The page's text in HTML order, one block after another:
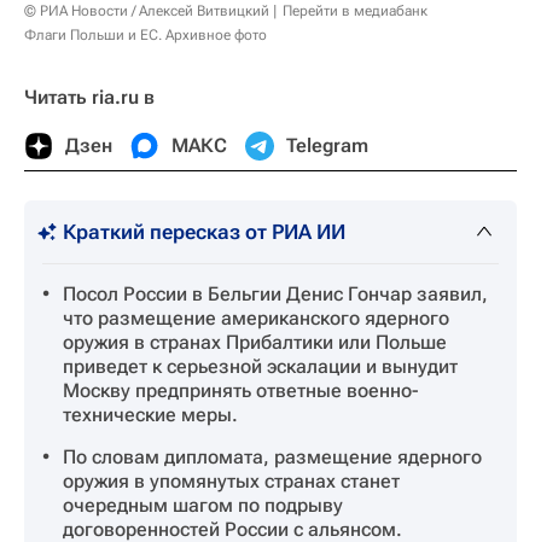
© РИА Новости / Алексей Витвицкий
Перейти в медиабанк
Флаги Польши и ЕС. Архивное фото
Читать ria.ru в
Дзен МАКС Telegram
Краткий пересказ от РИА ИИ
Посол России в Бельгии Денис Гончар заявил,
что размещение американского ядерного
оружия в странах Прибалтики или Польше
приведет к серьезной эскалации и вынудит
Москву предпринять ответные военно-
технические меры.
По словам дипломата, размещение ядерного
оружия в упомянутых странах станет
очередным шагом по подрыву
договоренностей России с альянсом.